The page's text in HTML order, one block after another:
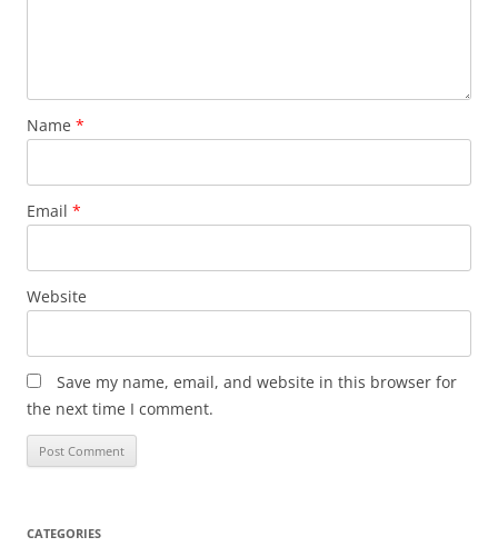
Name *
Email *
Website
Save my name, email, and website in this browser for
the next time I comment.
CATEGORIES